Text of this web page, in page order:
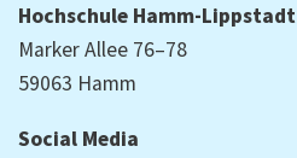
Hochschule Hamm-Lippstadt
Marker Allee 76–78
59063 Hamm
Social Media